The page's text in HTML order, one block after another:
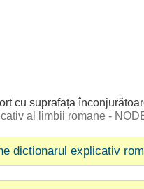
cu suprafața
al limbii romane -
dictionarul explicativ